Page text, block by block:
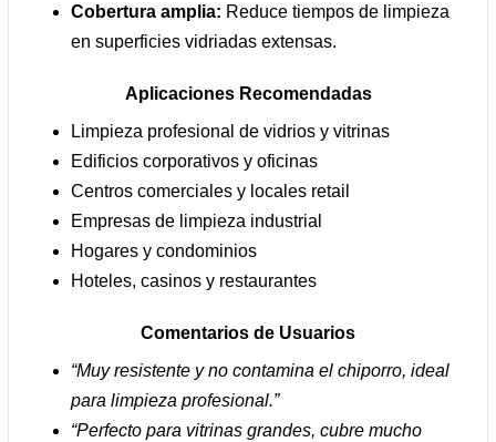
Cobertura amplia: Reduce tiempos de limpieza
en superficies vidriadas extensas.
Aplicaciones Recomendadas
Limpieza profesional de vidrios y vitrinas
Edificios corporativos y oficinas
Centros comerciales y locales retail
Empresas de limpieza industrial
Hogares y condominios
Hoteles, casinos y restaurantes
Comentarios de Usuarios
“Muy resistente y no contamina el chiporro, ideal
para limpieza profesional.”
“Perfecto para vitrinas grandes, cubre mucho